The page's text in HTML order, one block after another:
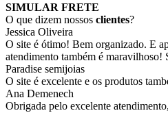
SIMULAR FRETE
O que dizem nossos clientes?
Jessica Oliveira
O site é ótimo! Bem organizado. E
atendimento também é maravilhoso!
Paradise semijoias
O site é excelente e os produtos
Ana Demenech
Obrigada pelo excelente